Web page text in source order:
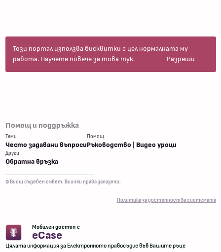
Този портал използва бисквитки с цел нормалната му
работа. Научете повече за това тук. Разреши
Помощ и поддръжка
Теми
Често задавани въпроси
Помощ
Ръководство Видео уроци
Други
Обратна връзка
© Висш съдебен съвет. Всички права запазени.
Политика за достъпностЗа системата
Мобилен достъп с
eCase
Цялата информация за Електронното правосъдие във Вашите ръце